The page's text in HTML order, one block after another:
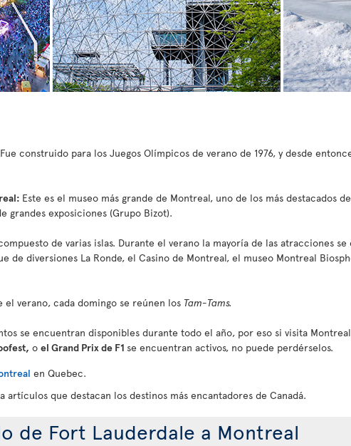
Fue construido para los Juegos Olímpicos de verano de 1976, y desde
Este es el museo más grande de Montreal, uno de los más destacados
grandes exposiciones (Grupo Bizot).
de varias islas. Durante el verano la mayoría de las atracciones
de diversiones La Ronde, el Casino de Montreal, el museo Montreal
el verano, cada domingo se reúnen los Tam-Tams.
se encuentran disponibles durante todo el año, por eso si visita
o el Grand Prix de F1 se encuentran activos, no puede perdérselos.
en Quebec.
artículos que destacan los destinos más encantadores de Canadá.
de Fort Lauderdale a Montreal